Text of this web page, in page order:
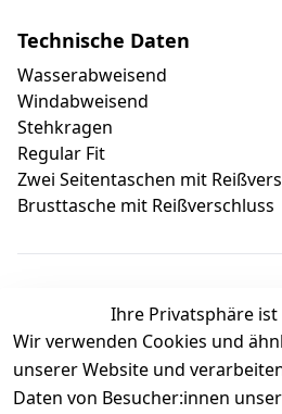
Technische Daten
Wasserabweisend
Windabweisend
Stehkragen
Regular Fit
Zwei Seitentaschen mit
Brusttasche mit Reißverschluss
Kundenbewertungen
Durchschnittliche
Ihre Privatsphäre
Wir verwenden Cookies und
unserer Website und
Daten von Besucher:innen